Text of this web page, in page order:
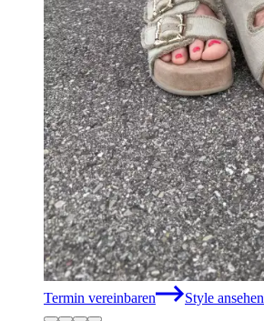
Termin vereinbaren Style ansehen